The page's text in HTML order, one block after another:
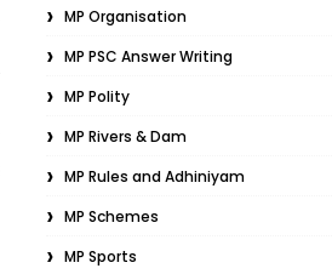
MP Organisation
MP PSC Answer Writing
MP Polity
MP Rivers & Dam
MP Rules and Adhiniyam
MP Schemes
MP Sports